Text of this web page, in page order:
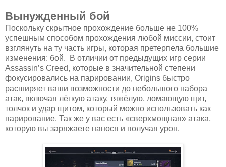
Вынужденный бой
Поскольку скрытное прохождение больше не 100%
успешным способом прохождения любой миссии, стоит
взглянуть на ту часть игры, которая претерпела большие
изменения: бой. В отличии от предыдущих игр серии
Assassin’s Creed, которые в значительной степени
фокусировались на парировании, Origins быстро
расширяет ваши возможности до небольшого набора
атак, включая лёгкую атаку, тяжёлую, ломающую щит,
толчок и удар щитом, который можно использовать как
парирование. Так же у вас есть «сверхмощная» атака,
которую вы заряжаете нанося и получая урон.